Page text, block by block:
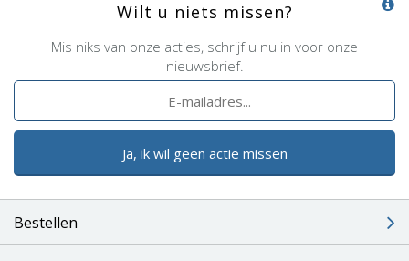
Wilt u niets missen?
Mis niks van onze acties, schrijf u nu in voor onze
nieuwsbrief.
Ja, ik wil geen actie missen
Bestellen